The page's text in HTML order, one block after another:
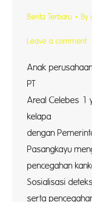
Berita Terbaru By
Leave a comment
Anak
Areal Celebes 1
dengan
Pasangkayu
pencegahan
Sosialisasi
serta